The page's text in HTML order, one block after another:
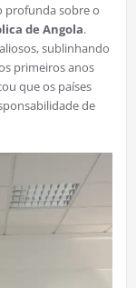
profunda sobre o
de Angola.
sublinhando
primeiros anos
que os países
de